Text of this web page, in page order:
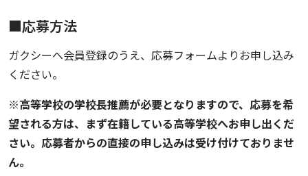
■応募方法
ガクシーへ会員登録のうえ、応募フォームよりお申し込み
ください。
※高等学校の学校長推薦が必要となりますので、応募を希
望される方は、まず在籍している高等学校へお申し出くだ
さい。応募者からの直接の申し込みは受け付けておりませ
ん。